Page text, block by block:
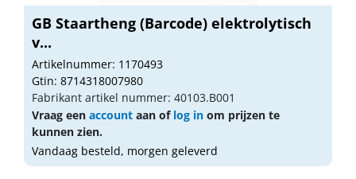
GB Staartheng (Barcode) elektrolytisch
v...
Artikelnummer: 1170493
Gtin: 8714318007980
Fabrikant artikel nummer: 40103.B001
Vraag een account aan of log in om prijzen te
kunnen zien.
Vandaag besteld, morgen geleverd